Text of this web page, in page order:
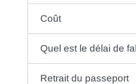
Coût
Quel est le délai de
Retrait du passeport